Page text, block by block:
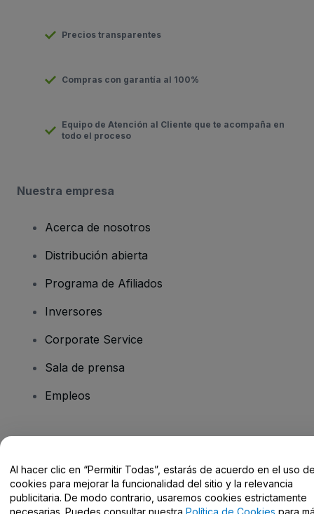
Precios transparentes
Compras con garantía al 100%
Equipo de Atención al Cliente que te acompaña en
todo el proceso
Nuestra empresa
Acerca de nosotros
Distribución abierta
Programa de Afiliados
Inversores
Corporate Service
Sala de prensa
Empleos
Centro de Ayuda / Contacto
Al hacer clic en “Permitir Todas”, estarás de acuerdo en el uso
cookies para mejorar la funcionalidad del sitio y la relevancia
publicitaria. De modo contrario, usaremos cookies estrictamente
necesarias. Puedes consultar nuestra Política de Cookies para